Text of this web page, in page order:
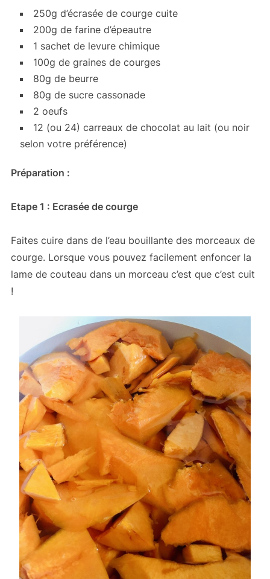
250g d’écrasée de courge cuite
200g de farine d’épeautre
1 sachet de levure chimique
100g de graines de courges
80g de beurre
80g de sucre cassonade
2 oeufs
12 (ou 24) carreaux de chocolat au lait (ou noir
selon votre préférence)
Préparation :
Etape 1 : Ecrasée de courge
Faites cuire dans de l’eau bouillante des morceaux de
courge. Lorsque vous pouvez facilement enfoncer la
lame de couteau dans un morceau c’est que c’est cuit
!